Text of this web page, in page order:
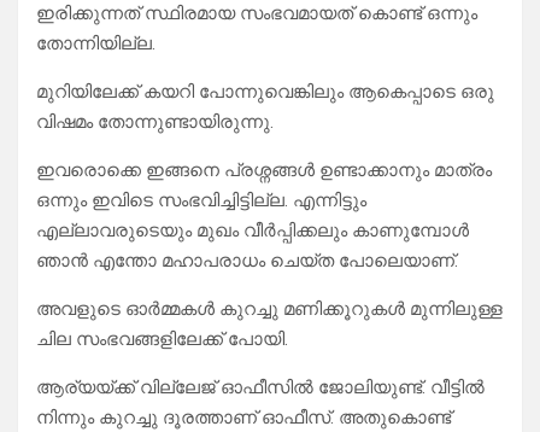
ഇരിക്കുന്നത് സ്ഥിരമായ സംഭവമായത് കൊണ്ട് ഒന്നും
തോന്നിയില്ല.
മുറിയിലേക്ക് കയറി പോന്നുവെങ്കിലും ആകെപ്പാടെ ഒരു
വിഷമം തോന്നുണ്ടായിരുന്നു.
ഇവരൊക്കെ ഇങ്ങനെ പ്രശ്നങ്ങൾ ഉണ്ടാക്കാനും മാത്രം
ഒന്നും ഇവിടെ സംഭവിച്ചിട്ടില്ല. എന്നിട്ടും
എല്ലാവരുടെയും മുഖം വീർപ്പിക്കലും കാണുമ്പോൾ
ഞാൻ എന്തോ മഹാപരാധം ചെയ്ത പോലെയാണ്.
അവളുടെ ഓർമ്മകൾ കുറച്ചു മണിക്കൂറുകൾ മുന്നിലുള്ള
ചില സംഭവങ്ങളിലേക്ക് പോയി.
ആര്യയ്ക്ക് വില്ലേജ് ഓഫീസിൽ ജോലിയുണ്ട്. വീട്ടിൽ
നിന്നും കുറച്ചു ദൂരത്താണ് ഓഫീസ്. അതുകൊണ്ട്